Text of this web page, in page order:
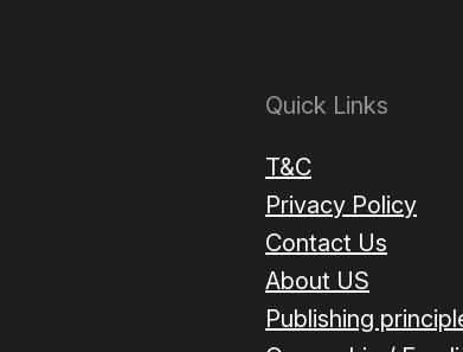
Quick Links
T&C
Privacy Policy
Contact Us
About US
Publishing